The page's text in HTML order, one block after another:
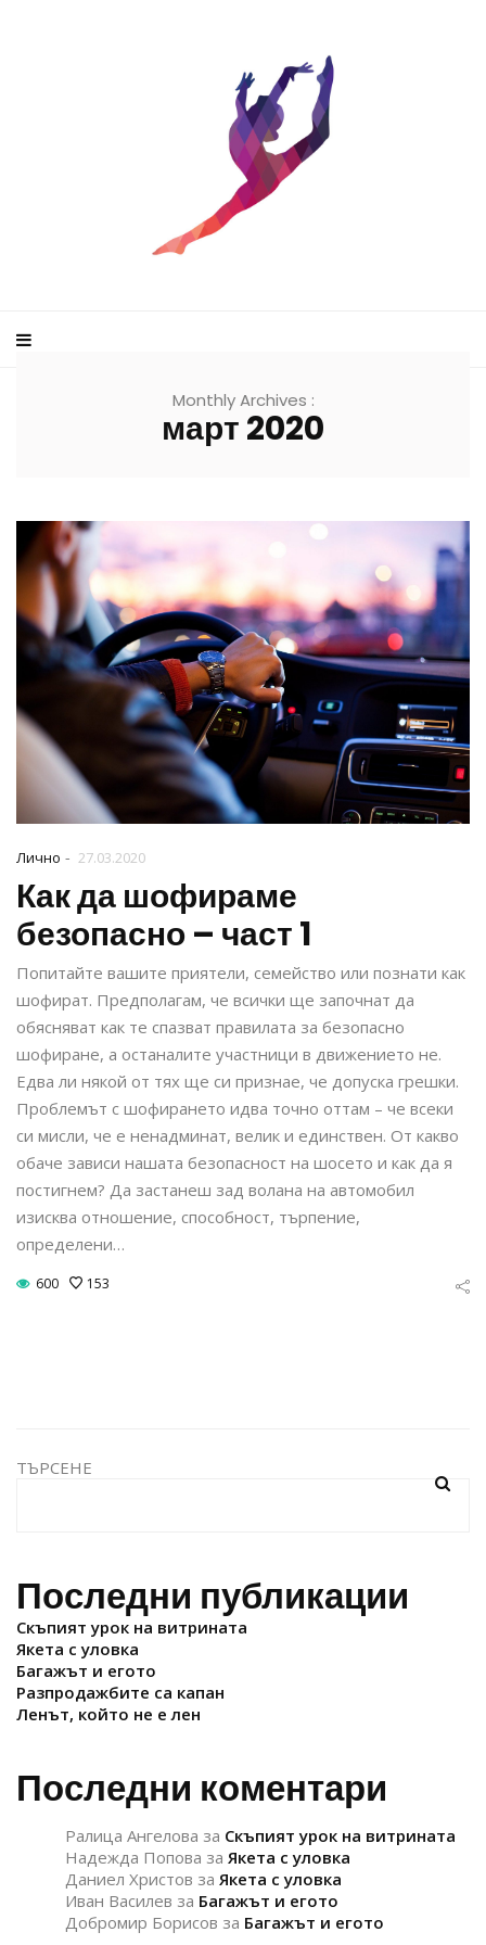
Monthly Archives :
март 2020
Лично - 27.03.2020
Как да шофираме
безопасно – част 1
Попитайте вашите приятели, семейство или познати как
шофират. Предполагам, че всички ще започнат да
обясняват как те спазват правилата за безопасно
шофиране, а останалите участници в движението не.
Едва ли някой от тях ще си признае, че допуска грешки.
Проблемът с шофирането идва точно оттам – че всеки
си мисли, че е ненадминат, велик и единствен. От какво
обаче зависи нашата безопасност на шосето и как да я
постигнем? Да застанеш зад волана на автомобил
изисква отношение, способност, търпение,
определени…
600 153
ТЪРСЕНЕ
Последни публикации
Скъпият урок на витрината
Якета с уловка
Багажът и егото
Разпродажбите са капан
Ленът, който не е лен
Последни коментари
Ралица Ангелова за Скъпият урок на витрината
Надежда Попова за Якета с уловка
Даниел Христов за Якета с уловка
Иван Василев за Багажът и егото
Добромир Борисов за Багажът и егото